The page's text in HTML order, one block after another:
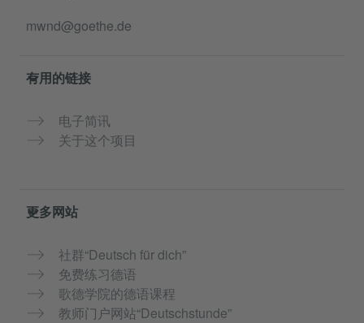
mwnd@goethe.de
有用的链接
电子简讯
关于这个项目
更多网站
社群“Deutsch für dich”
免费练习德语
歌德学院的德语课程
教师门户网站“Deutschstunde”